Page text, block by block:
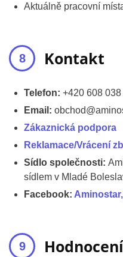
Aktuálně pracovní
Kontakt
Telefon: +420 608
Email:
Zákaznická podpora
Reklamace/Vrácení
Sídlo společnosti:
sídlem v Mladé
Facebook:
Hodnocení